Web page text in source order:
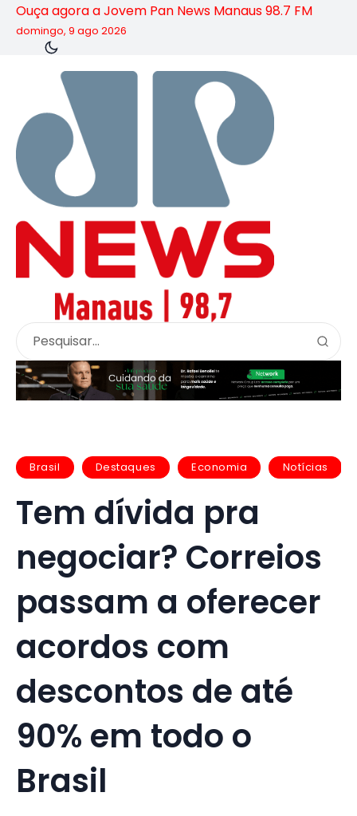
Ouça agora a Jovem Pan News Manaus 98.7 FM
domingo, 9 ago 2026
Brasil Destaques Economia Notícias
Tem dívida pra
negociar? Correios
passam a oferecer
acordos com
descontos de até
90% em todo o
Brasil